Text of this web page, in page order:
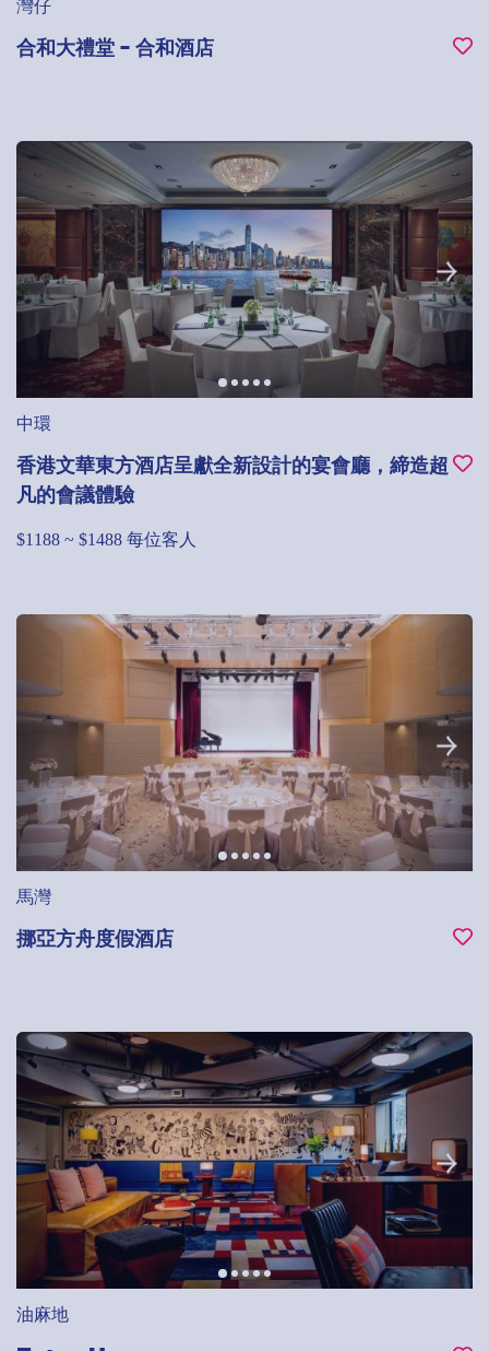
灣仔
合和大禮堂 - 合和酒店
中環
香港文華東方酒店呈獻全新設計的宴會廳，締造超
凡的會議體驗
$1188 ~ $1488 每位客人
馬灣
挪亞方舟度假酒店
油麻地